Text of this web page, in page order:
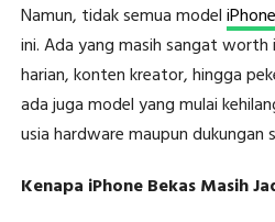
Namun, tidak semua modeliPhone
ini. Ada yang masih sangat
harian, konten kreator, hingga
ada juga model yang mulai
usia hardware maupun dukungan
Kenapa iPhone Bekas Masih